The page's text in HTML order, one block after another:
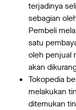
terjadinya
sebagian
Pembeli
satu
oleh penjual
akan
Tokopedia
melakukan
ditemukan